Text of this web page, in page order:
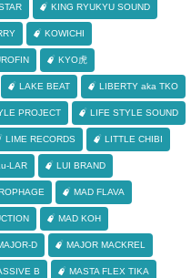
KING RYUKYU SOUND
KOWICHI
KYO虎
LAKE BEAT LIBERTY aka TKO
PROJECT LIFE STYLE SOUND
LIME RECORDS LITTLE CHIBI
LAR LUI BRAND
MAD FLAVA
MAD KOH
D MAJOR MACKREL
B MASTA FLEX TIKA